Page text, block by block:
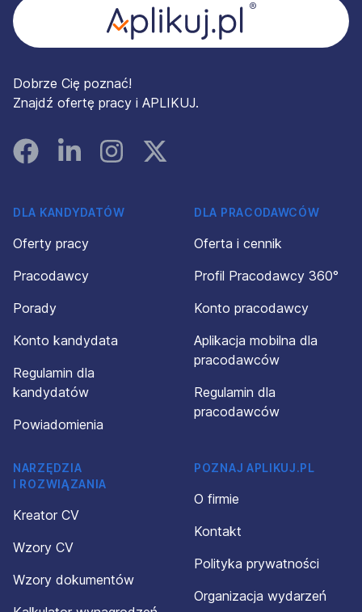
Dobrze Cię poznać!
Znajdź ofertę pracy i APLIKUJ.
FacebookLinked InInstagramInstagram
DLA KANDYDATÓW
Oferty pracy
Pracodawcy
Porady
Konto kandydata
Regulamin dla
kandydatów
Powiadomienia
DLA PRACODAWCÓW
Oferta i cennik
Profil Pracodawcy 360°
Konto pracodawcy
Aplikacja mobilna dla
pracodawców
Regulamin dla
pracodawców
NARZĘDZIA
I ROZWIĄZANIA
Kreator CV
Wzory CV
Wzory dokumentów
POZNAJ APLIKUJ.PL
O firmie
Kontakt
Polityka prywatności
Organizacja wydarzeń